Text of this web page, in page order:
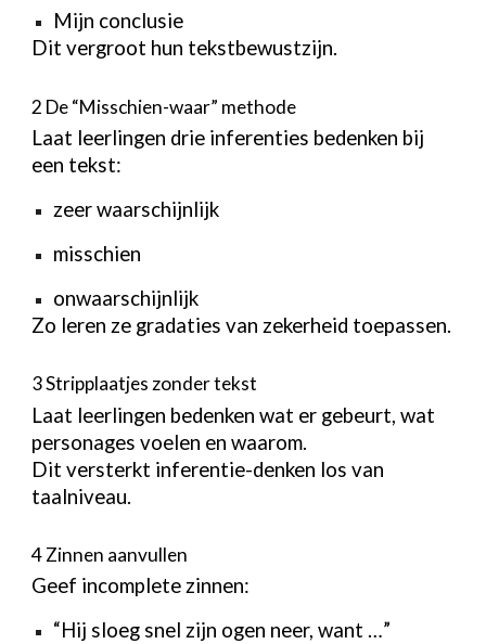
Mijn conclusie
Dit vergroot hun tekstbewustzijn.
2 De “Misschien-waar” methode
Laat leerlingen drie inferenties bedenken bij
een tekst:
zeer waarschijnlijk
misschien
onwaarschijnlijk
Zo leren ze gradaties van zekerheid toepassen.
3 Stripplaatjes zonder tekst
Laat leerlingen bedenken wat er gebeurt, wat
personages voelen en waarom.
Dit versterkt inferentie-denken los van
taalniveau.
4 Zinnen aanvullen
Geef incomplete zinnen:
“Hij sloeg snel zijn ogen neer, want …”